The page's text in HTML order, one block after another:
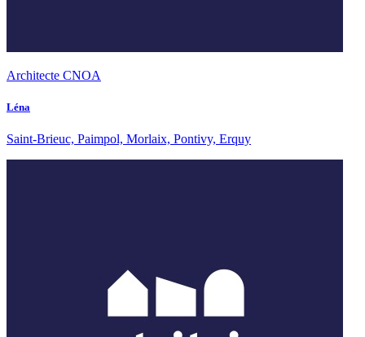
Architecte CNOA
Léna
Saint-Brieuc, Paimpol, Morlaix, Pontivy, Erquy